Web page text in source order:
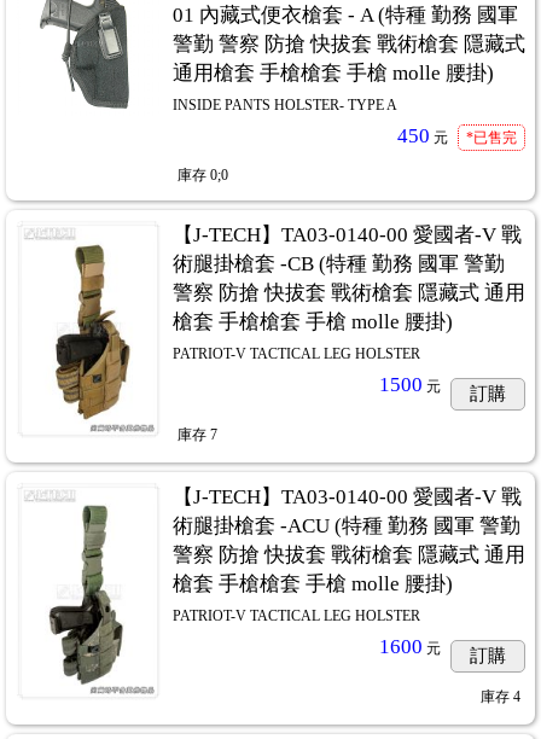
01 內藏式便衣槍套 - A (特種 勤務 國軍
警勤 警察 防搶 快拔套 戰術槍套 隱藏式
通用槍套 手槍槍套 手槍 molle 腰掛)
INSIDE PANTS HOLSTER- TYPE A
450 元 *已售完
庫存 0;0
【J-TECH】TA03-0140-00 愛國者-V 戰
術腿掛槍套 -CB (特種 勤務 國軍 警勤
警察 防搶 快拔套 戰術槍套 隱藏式 通用
槍套 手槍槍套 手槍 molle 腰掛)
PATRIOT-V TACTICAL LEG HOLSTER
1500 元 訂購
庫存 7
【J-TECH】TA03-0140-00 愛國者-V 戰
術腿掛槍套 -ACU (特種 勤務 國軍 警勤
警察 防搶 快拔套 戰術槍套 隱藏式 通用
槍套 手槍槍套 手槍 molle 腰掛)
PATRIOT-V TACTICAL LEG HOLSTER
1600 元 訂購
庫存 4